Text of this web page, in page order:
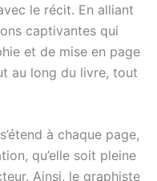
le récit. En alliant
captivantes qui
et de mise en page
au long du livre, tout
à chaque page,
qu’elle soit pleine
Ainsi, le graphiste